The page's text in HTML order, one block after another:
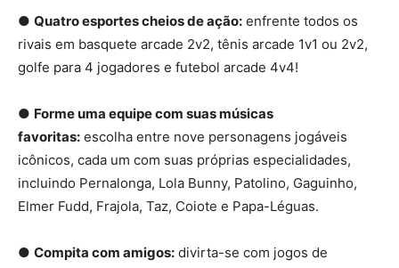
● Quatro esportes cheios de ação: enfrente todos os
rivais em basquete arcade 2v2, tênis arcade 1v1 ou 2v2,
golfe para 4 jogadores e futebol arcade 4v4!
● Forme uma equipe com suas músicas
favoritas: escolha entre nove personagens jogáveis
icônicos, cada um com suas próprias especialidades,
incluindo Pernalonga, Lola Bunny, Patolino, Gaguinho,
Elmer Fudd, Frajola, Taz, Coiote e Papa-Léguas.
● Compita com amigos: divirta-se com jogos de